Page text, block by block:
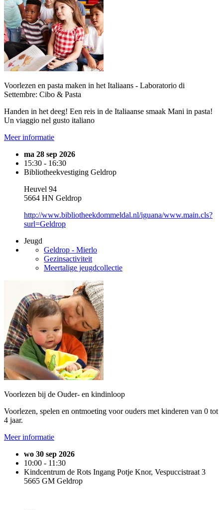
Voorlezen en pasta maken in het Italiaans - Laboratorio di
Settembre: Cibo & Pasta
Handen in het deeg! Een reis in de Italiaanse smaak Mani in pasta!
Un viaggio nel gusto italiano
Meer informatie
ma 28 sep 2026
15:30 - 16:30
Bibliotheekvestiging Geldrop
Heuvel 94
5664 HN Geldrop
http://www.bibliotheekdommeldal.nl/iguana/www.main.cls?
surl=Geldrop
Jeugd
Geldrop - Mierlo
Gezinsactiviteit
Meertalige jeugdcollectie
Voorlezen bij de Ouder- en kindinloop
Voorlezen, spelen en ontmoeting voor ouders met kinderen van 0 tot
4 jaar.
Meer informatie
wo 30 sep 2026
10:00 - 11:30
Kindcentrum de Rots Ingang Potje Knor, Vespuccistraat 3
5665 GM Geldrop